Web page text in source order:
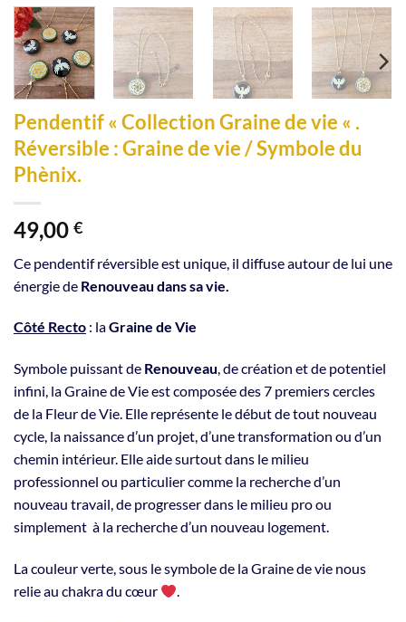
Pendentif « Collection Graine de vie « .
Réversible : Graine de vie / Symbole du
Phènix.
49,00 €
Ce pendentif réversible est unique, il diffuse autour de lui une
énergie de Renouveau dans sa vie.
Côté Recto : laGraine de Vie
Symbole puissant de Renouveau, de création et de potentiel
infini, la Graine de Vie est composée des 7 premiers cercles
de la Fleur de Vie. Elle représente le début de tout nouveau
cycle, la naissance d’un projet, d’une transformation ou d’un
chemin intérieur. Elle aide surtout dans le milieu
professionnel ou particulier comme la recherche d’un
nouveau travail, de progresser dans le milieu pro ou
simplement à la recherche d’un nouveau logement.
La couleur verte, sous le symbole de la Graine de vie nous
relie au chakra du cœur
.